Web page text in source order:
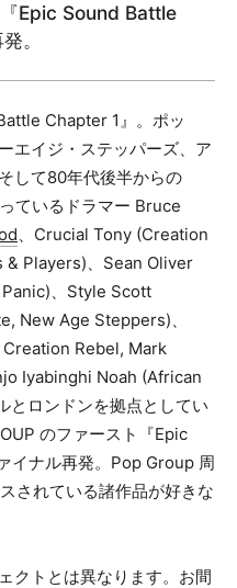
Epic Sound Battle
。
Chapter 1』。ポッ
エイジ・ステッパーズ、ア
して80年代後半からの
ているドラマー Bruce
、Crucial Tony (Creation
Players)、Sean Oliver
、Style Scott
New Age Steppers)、
Rebel, Mark
Iyabinghi Noah (African
とロンドンを拠点としてい
のファースト『Epic
イナル再発。Pop Group 周
されている諸作品が好きな
クトとは異なります。お間